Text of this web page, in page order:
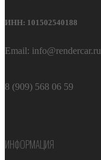
ИНН: 101502540188
Email: info@rendercar.ru
8 (909) 568 06 59
ИНФОРМАЦИЯ